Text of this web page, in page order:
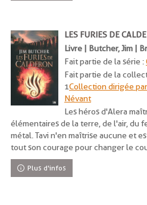
LES FURIES DE
Livre | Butcher, Jim |
Fait partie de la série :
Fait partie de la
1Collection dirigée
Névant
Les héros d'Alera
élémentaires de la terre, de l'air, du
métal. Tavi n'en maîtrise aucune et
tout son courage pour changer le
Plus d'infos